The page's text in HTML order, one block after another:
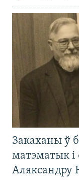
Закаханы ў
матэматык і
Аляксандру